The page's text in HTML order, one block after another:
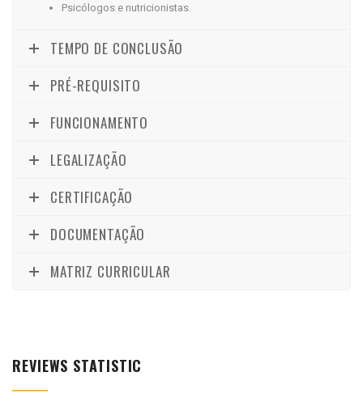
Psicólogos e nutricionistas.
TEMPO DE CONCLUSÃO
PRÉ-REQUISITO
FUNCIONAMENTO
LEGALIZAÇÃO
CERTIFICAÇÃO
DOCUMENTAÇÃO
MATRIZ CURRICULAR
REVIEWS STATISTIC